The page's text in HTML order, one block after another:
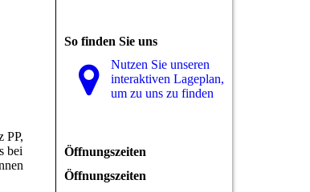
PP,
bei
So finden Sie uns
Nutzen Sie unseren
interaktiven La­ge­plan,
um zu uns zu finden
Öffnungszeiten
Öffnungszeiten